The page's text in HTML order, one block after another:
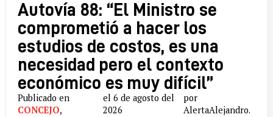
Autovía 88: “El Ministro se
comprometió a hacer los
estudios de costos, es una
necesidad pero el contexto
económico es muy difícil”
Publicado en
CONCEJO,
el 6 de agosto del
2026
por
AlertaAlejandro.